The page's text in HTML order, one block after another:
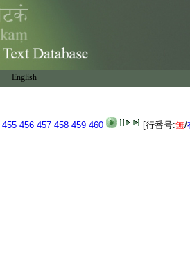
English
455 456 457 458 459 460 [行番号:無/